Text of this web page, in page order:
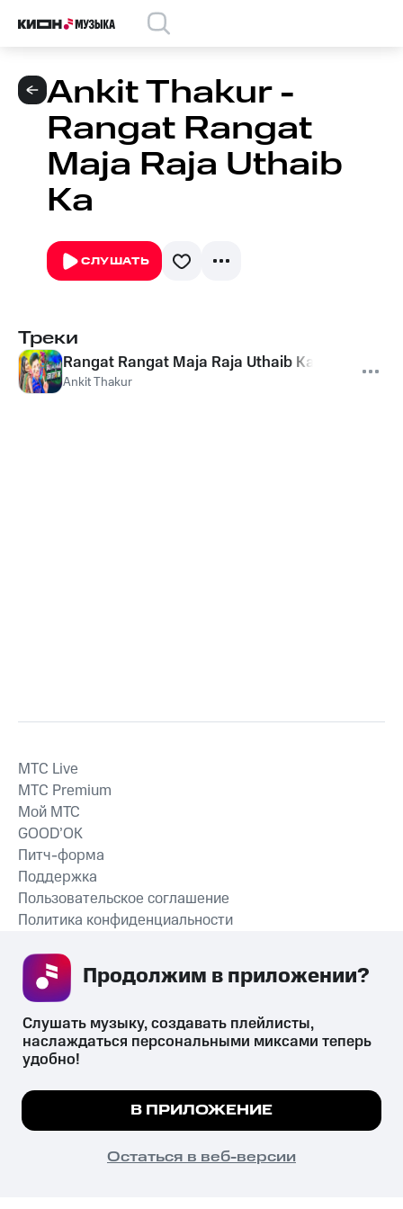
Ankit Thakur -
Rangat Rangat
Maja Raja Uthaib
Ka
СЛУШАТЬ
Треки
Rangat Rangat Maja Raja Uthaib Ka
Ankit Thakur
СКАЧАТЬ ПРИЛОЖЕНИЕ
MTС Live
MTС Premium
Мой МТС
GOOD’OK
Питч-форма
Поддержка
Пользовательское соглашение
Политика конфиденциальности
психотропных веществ, их аналогов причиняет вред здоровью,
их незаконный оборот запрещён и влечёт установленную
законодательством ответственность.
© 2026 ООО «КИОН».
Все права защищены
Мы используем куки, чтобы на сайте все
Подробнее
ПОНЯТНО
Слушать музыку, создавать плейлисты,
наслаждаться персональными миксами теперь
удобно!
В ПРИЛОЖЕНИЕ
Остаться в веб-версии